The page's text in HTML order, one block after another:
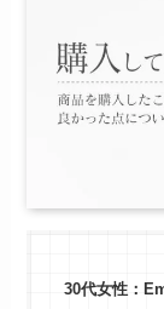
30代女性：